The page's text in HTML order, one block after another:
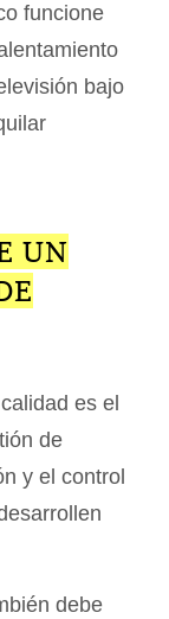
funcione
bajo
UN
es el
de
y el control
debe